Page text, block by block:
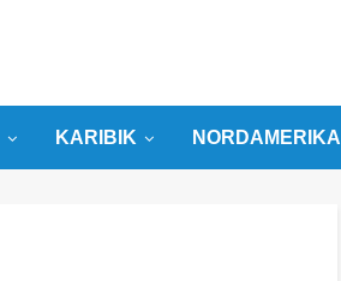
KARIBIK NORDAMERIKA